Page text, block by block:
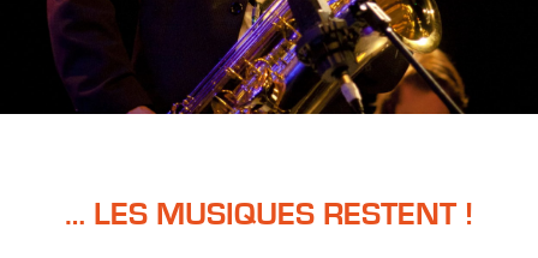
… LES MUSIQUES RESTENT !